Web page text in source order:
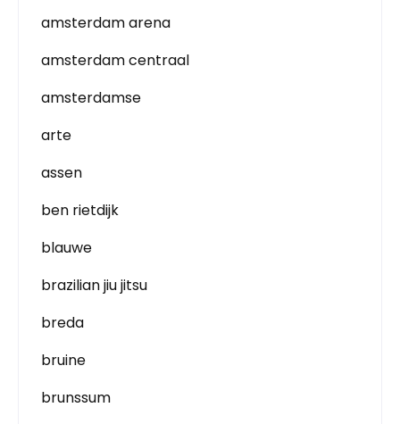
amsterdam arena
amsterdam centraal
amsterdamse
arte
assen
ben rietdijk
blauwe
brazilian jiu jitsu
breda
bruine
brunssum